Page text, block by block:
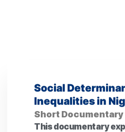
Social
Inequalities in
Short Documentary
This documentary